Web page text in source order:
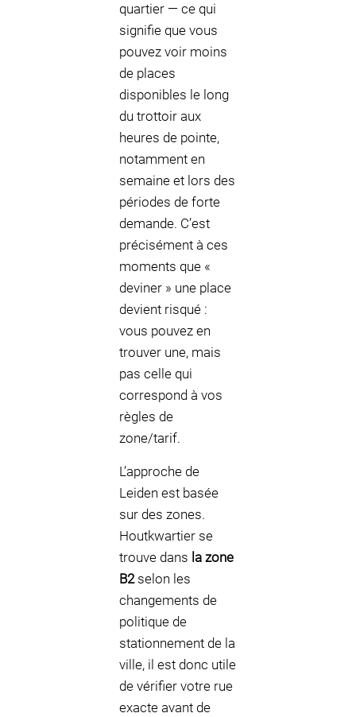
quartier — ce qui
signifie que vous
pouvez voir moins
de places
disponibles le long
du trottoir aux
heures de pointe,
notamment en
semaine et lors des
périodes de forte
demande. C’est
précisément à ces
moments que «
deviner » une place
devient risqué :
vous pouvez en
trouver une, mais
pas celle qui
correspond à vos
règles de
zone/tarif.
L’approche de
Leiden est basée
sur des zones.
Houtkwartier se
trouve dans la zone
B2selon les
changements de
politique de
stationnement de la
ville, il est donc utile
de vérifier votre rue
exacte avant de